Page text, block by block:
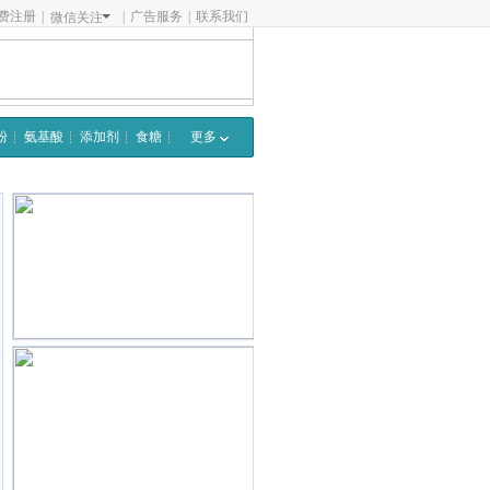
注册 微信关注 广告服务 联系我们
氨基酸 添加剂 食糖 更多